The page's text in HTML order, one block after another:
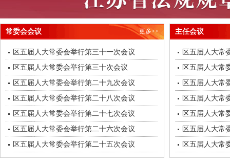
null
null
常委会会议 更多>>
区五届人大常委会举行第三十一次会议
区五届人大常委会举行第三十次会议
区五届人大常委会举行第二十九次会议
区五届人大常委会举行第二十八次会议
区五届人大常委会举行第二十七次会议
区五届人大常委会举行第二十六次会议
区五届人大常委会举行第二十五次会议
主任会议
区五届人大常
区五届人大常
区五届人大常
区五届人大常
区五届人大常
区五届人大常
区五届人大常